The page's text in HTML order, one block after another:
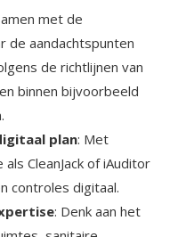
met de
de aandachtspunten
de richtlijnen van
binnen bijvoorbeeld
plan: Met
CleanJack of iAuditor
controles digitaal.​
: Denk aan het